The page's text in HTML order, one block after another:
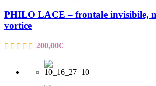
PHILO LACE – frontale invisibile,
vortice
200,00€